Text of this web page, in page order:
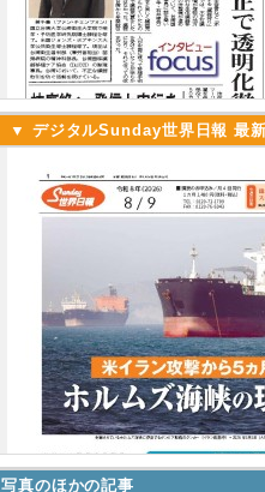
▼ デジタルSunday世界日報 最
写真のほかの記事